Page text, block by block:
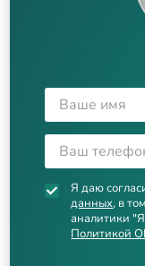
Я даю
данных, в
аналитики
Политикой